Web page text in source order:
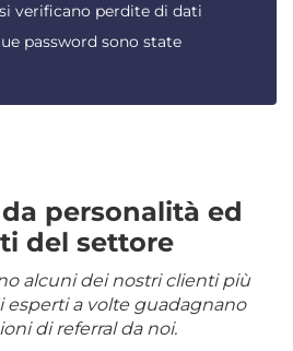
verificano perdite di dati
password sono state
personalità ed
del settore
alcuni dei nostri clienti più
esperti a volte guadagnano
di referral da noi.